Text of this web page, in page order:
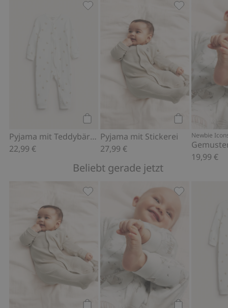
Pyjama mit Teddybären
22,99 €
Pyjama mit Teddybären, Zu
Pyjama mit Stickerei
27,99 €
Pyjama mit
Newbie
19,99 €
Beliebt gerade jetzt
Pyjama mit Stickerei, Zu Favoriten